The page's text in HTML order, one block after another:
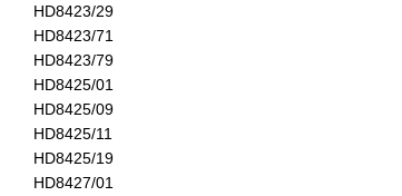
HD8423/29
HD8423/71
HD8423/79
HD8425/01
HD8425/09
HD8425/11
HD8425/19
HD8427/01